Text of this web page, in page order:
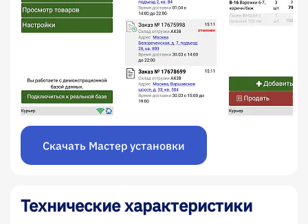
Скачать Мастер установки
Технические характеристики